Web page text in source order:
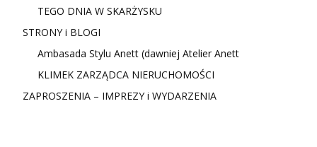
TEGO DNIA W SKARŻYSKU
STRONY i BLOGI
Ambasada Stylu Anett (dawniej Atelier Anett
KLIMEK ZARZĄDCA NIERUCHOMOŚCI
ZAPROSZENIA – IMPREZY i WYDARZENIA